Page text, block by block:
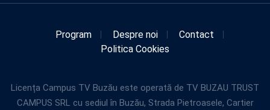
Program Despre noi
Contact
Politica Cookies
Licența Campus TV Buzău este operată de TV BUZAU TRUST
CAMPUS SRL cu sediul în Buzău, Strada Pietroasele, Cartier